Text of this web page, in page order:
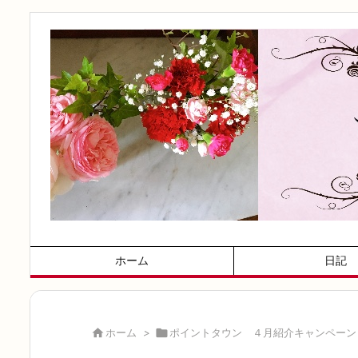
ホーム 日記
 ホーム > ポイントタウン ４月紹介キャンペーン